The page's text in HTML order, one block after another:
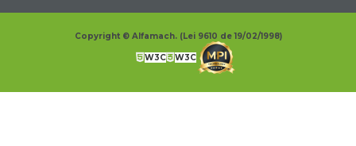
Copyright © Alfamach. (Lei 9610 de 19/02/1998)
W3C W3C